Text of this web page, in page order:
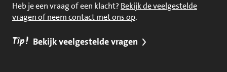
Heb je een vraag of een klacht? Bekijk de veelgestelde
vragen of neem contact met ons op.
Tip! Bekijk veelgestelde vragen